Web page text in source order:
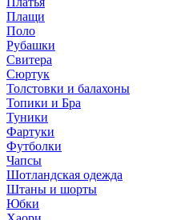
Плащи
Поло
Рубашки
Свитера
Сюртук
Толстовки и балахоны
Топики и Бра
Туники
Фартуки
Футболки
Чапсы
Шотландская одежда
Штаны и шорты
Юбки